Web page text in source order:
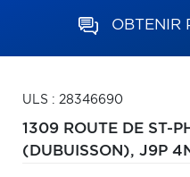
OBTENIR
ULS : 28346690
1309 ROUTE DE ST-
(DUBUISSON), J9P